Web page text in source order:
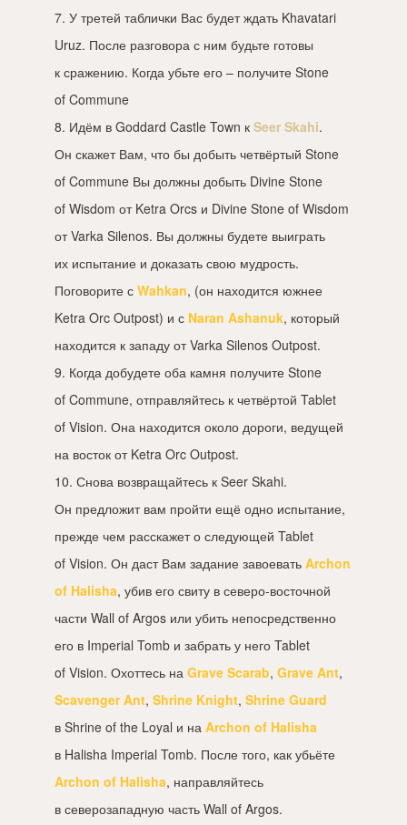
7. У третей таблички Вас будет ждать Khavatari
Uruz. После разговора с ним будьте готовы
к сражению. Когда убьте его – получите Stone
of Commune
8. Идём в Goddard Castle Town к Seer Skahi.
Он скажет Вам, что бы добыть четвёртый Stone
of Commune Вы должны добыть Divine Stone
of Wisdom от Ketra Orcs и Divine Stone of Wisdom
от Varka Silenos. Вы должны будете выиграть
их испытание и доказать свою мудрость.
Поговорите с Wahkan, (он находится южнее
Ketra Orc Outpost) и с Naran Ashanuk, который
находится к западу от Varka Silenos Outpost.
9. Когда добудете оба камня получите Stone
of Commune, отправляйтесь к четвёртой Tablet
of Vision. Она находится около дороги, ведущей
на восток от Ketra Orc Outpost.
10. Снова возвращайтесь к Seer Skahi.
Он предложит вам пройти ещё одно испытание,
прежде чем расскажет о следующей Tablet
of Vision. Он даст Вам задание завоевать Archon
of Halisha, убив его свиту в северо-восточной
части Wall of Argos или убить непосредственно
его в Imperial Tomb и забрать у него Tablet
of Vision. Охоттесь на Grave Scarab, Grave Ant,
Scavenger Ant, Shrine Knight, Shrine Guard
в Shrine of the Loyal и на Archon of Halisha
в Halisha Imperial Tomb. После того, как убьёте
Archon of Halisha, направляйтесь
в северозападную часть Wall of Argos.